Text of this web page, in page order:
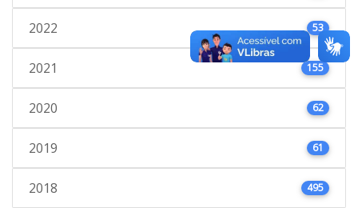
2022 53
2021 155
2020 62
2019 61
2018 495